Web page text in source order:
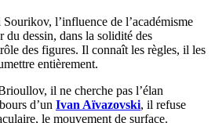
l’influence de l’académisme
du dessin, dans la solidité des
des figures. Il connaît les règles, il les
entièrement.
il ne cherche pas l’élan
d’un Ivan Aïvazovski, il refuse
le mouvement de surface.